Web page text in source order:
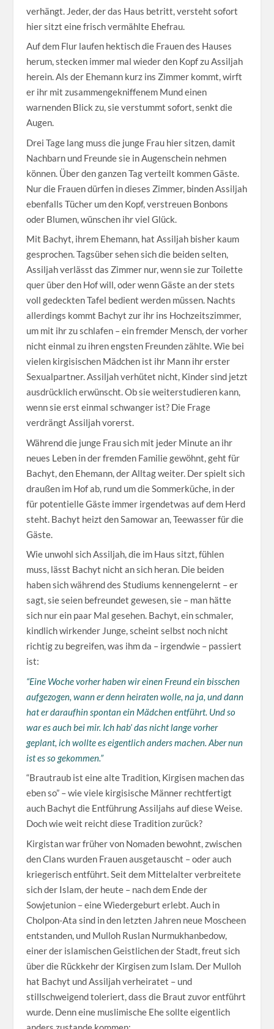
verhängt. Jeder, der das Haus betritt, versteht sofort
hier sitzt eine frisch vermählte Ehefrau.
Auf dem Flur laufen hektisch die Frauen des Hauses
herum, stecken immer mal wieder den Kopf zu Assiljah
herein. Als der Ehemann kurz ins Zimmer kommt, wirft
er ihr mit zusammengekniffenem Mund einen
warnenden Blick zu, sie verstummt sofort, senkt die
Augen.
Drei Tage lang muss die junge Frau hier sitzen, damit
Nachbarn und Freunde sie in Augenschein nehmen
können. Über den ganzen Tag verteilt kommen Gäste.
Nur die Frauen dürfen in dieses Zimmer, binden Assiljah
ebenfalls Tücher um den Kopf, verstreuen Bonbons
oder Blumen, wünschen ihr viel Glück.
Mit Bachyt, ihrem Ehemann, hat Assiljah bisher kaum
gesprochen. Tagsüber sehen sich die beiden selten,
Assiljah verlässt das Zimmer nur, wenn sie zur Toilette
quer über den Hof will, oder wenn Gäste an der stets
voll gedeckten Tafel bedient werden müssen. Nachts
allerdings kommt Bachyt zur ihr ins Hochzeitszimmer,
um mit ihr zu schlafen – ein fremder Mensch, der vorher
nicht einmal zu ihren engsten Freunden zählte. Wie bei
vielen kirgisischen Mädchen ist ihr Mann ihr erster
Sexualpartner. Assiljah verhütet nicht, Kinder sind jetzt
ausdrücklich erwünscht. Ob sie weiterstudieren kann,
wenn sie erst einmal schwanger ist? Die Frage
verdrängt Assiljah vorerst.
Während die junge Frau sich mit jeder Minute an ihr
neues Leben in der fremden Familie gewöhnt, geht für
Bachyt, den Ehemann, der Alltag weiter. Der spielt sich
draußen im Hof ab, rund um die Sommerküche, in der
für potentielle Gäste immer irgendetwas auf dem Herd
steht. Bachyt heizt den Samowar an, Teewasser für die
Gäste.
Wie unwohl sich Assiljah, die im Haus sitzt, fühlen
muss, lässt Bachyt nicht an sich heran. Die beiden
haben sich während des Studiums kennengelernt – er
sagt, sie seien befreundet gewesen, sie – man hätte
sich nur ein paar Mal gesehen. Bachyt, ein schmaler,
kindlich wirkender Junge, scheint selbst noch nicht
richtig zu begreifen, was ihm da – irgendwie – passiert
ist:
“Eine Woche vorher haben wir einen Freund ein bisschen
aufgezogen, wann er denn heiraten wolle, na ja, und dann
hat er daraufhin spontan ein Mädchen entführt. Und so
war es auch bei mir. Ich hab’ das nicht lange vorher
geplant, ich wollte es eigentlich anders machen. Aber nun
ist es so gekommen.”
“Brautraub ist eine alte Tradition, Kirgisen machen das
eben so” – wie viele kirgisische Männer rechtfertigt
auch Bachyt die Entführung Assiljahs auf diese Weise.
Doch wie weit reicht diese Tradition zurück?
Kirgistan war früher von Nomaden bewohnt, zwischen
den Clans wurden Frauen ausgetauscht – oder auch
kriegerisch entführt. Seit dem Mittelalter verbreitete
sich der Islam, der heute – nach dem Ende der
Sowjetunion – eine Wiedergeburt erlebt. Auch in
Cholpon-Ata sind in den letzten Jahren neue Moscheen
entstanden, und Mulloh Ruslan Nurmukhanbedow,
einer der islamischen Geistlichen der Stadt, freut sich
über die Rückkehr der Kirgisen zum Islam. Der Mulloh
hat Bachyt und Assiljah verheiratet – und
stillschweigend toleriert, dass die Braut zuvor entführt
wurde. Denn eine muslimische Ehe sollte eigentlich